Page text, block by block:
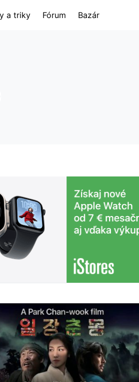
a triky Fórum Bazár